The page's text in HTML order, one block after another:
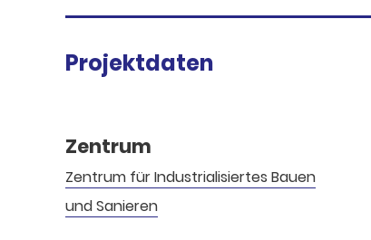
Projektdaten
Zentrum
Zentrum für Industrialisiertes Bauen
und Sanieren